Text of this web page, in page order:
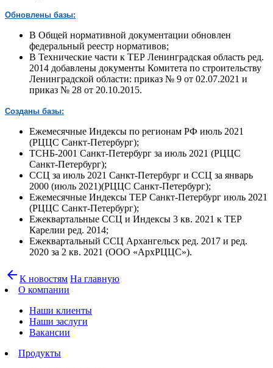
Обновлены базы:
В Общей нормативной документации обновлен
федеральный реестр нормативов;
В Технические части к ТЕР Ленинградская область ред.
2014 добавлены документы Комитета по строительству
Ленинградской области: приказ № 9 от 02.07.2021 и
приказ № 28 от 20.10.2015.
Созданы базы:
Ежемесячные Индексы по регионам РФ июль 2021
(РЦЦС Санкт-Петербург);
ТСНБ-2001 Санкт-Петербург за июль 2021 (РЦЦС
Санкт-Петербург);
ССЦ за июль 2021 Санкт-Петербург и ССЦ за январь
2000 (июль 2021)(РЦЦС Санкт-Петербург);
Ежемесячные Индексы ТЕР Санкт-Петербург июль 2021
(РЦЦС Санкт-Петербург);
Ежеквартальные ССЦ и Индексы 3 кв. 2021 к ТЕР
Карелии ред. 2014;
Ежеквартальный ССЦ Архангельск ред. 2017 и ред.
2020 за 2 кв. 2021 (ООО «АрхРЦЦС»).
arrow_back К новостям На главную
О компании
Наши клиенты
Наши заслуги
Вакансии
Продукты